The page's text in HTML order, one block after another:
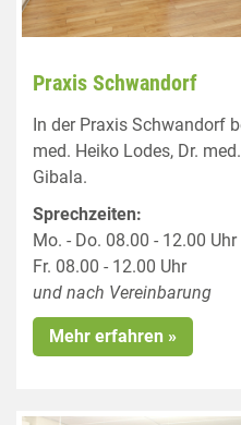
Praxis Schwandorf
In der Praxis Schwandorf
med. Heiko Lodes, Dr.
Gibala.
Sprechzeiten:
Mo. - Do. 08.00 - 12.00
Fr. 08.00 - 12.00 Uhr
und nach Vereinbarung
Mehr erfahren »